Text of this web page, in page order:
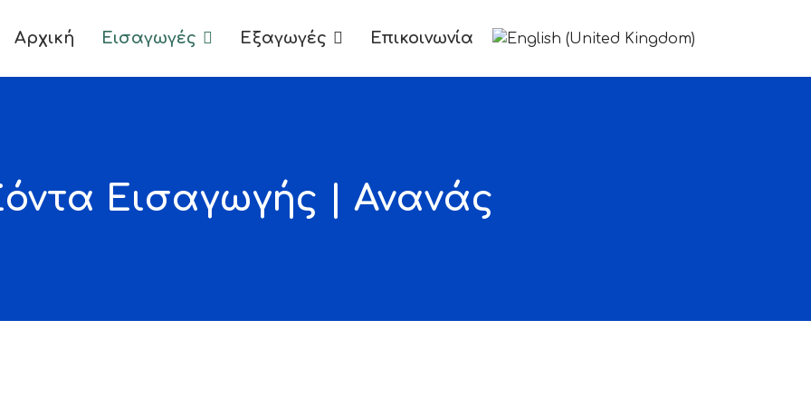
Αρχική Εισαγωγές Εξαγωγές Επικοινωνία Επιλέξτε τη γλώσσα σας
Εισαγωγής | Ανανάς